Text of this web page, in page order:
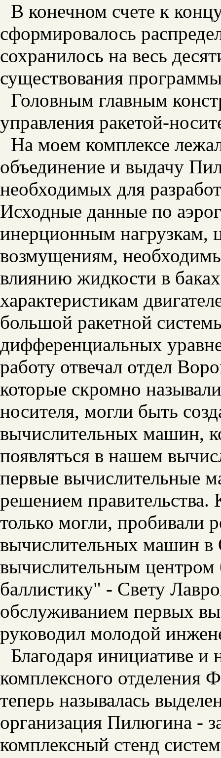
В конечном счете к
сформировалось
сохранилось на весь
существования
Головным главным
управления ракетой-
На моем комплексе
объединение и выдачу
необходимых для
Исходные данные по
инерционным нагрузкам,
возмущениям,
влиянию жидкости в
характеристикам
большой ракетной
дифференциальных
работу отвечал отдел
которые скромно
носителя, могли быть
вычислительных машин,
появляться в нашем
первые вычислительные
решением
только могли, пробивали
вычислительных машин в
вычислительным
баллистику" - Свету
обслуживанием первых
руководил молодой
Благодаря инициативе и
комплексного
теперь называлась
организация Пилюгина -
комплексный стенд